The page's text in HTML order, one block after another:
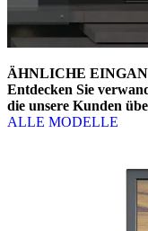
ÄHNLICHE
Entdecken Sie
die unsere Kunden
ALLE MODELLE